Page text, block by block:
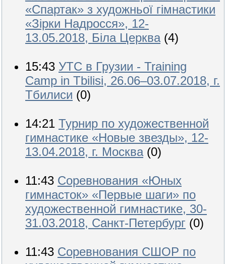
«Спартак» з художньої гімнастики
«Зірки Надросся», 12-
13.05.2018, Біла Церква (4)
15:43 УТС в Грузии - Training
Camp in Tbilisi, 26.06–03.07.2018, г.
Тбилиси (0)
14:21 Турнир по художественной
гимнастике «Новые звезды», 12-
13.04.2018, г. Москва (0)
11:43 Соревнования «Юных
гимнасток» «Первые шаги» по
художественной гимнастике, 30-
31.03.2018, Санкт-Петербург (0)
11:43 Соревнования СШОР по